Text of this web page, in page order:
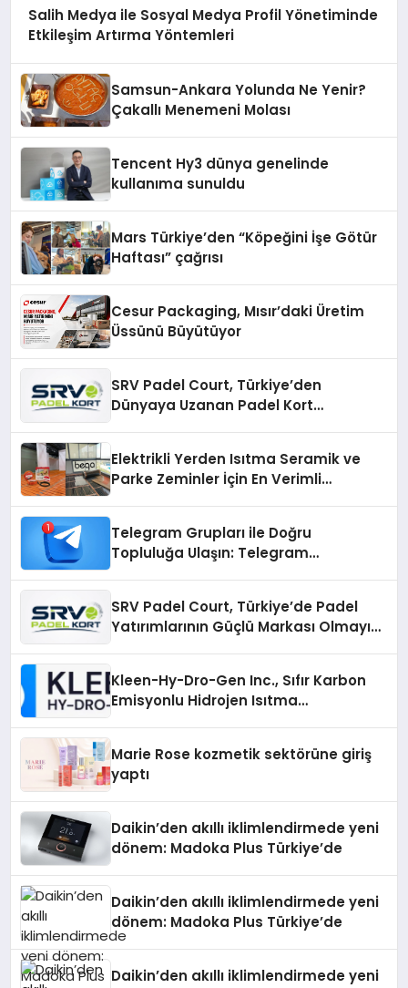
Salih Medya ile Sosyal Medya Profil Yönetiminde
Etkileşim Artırma Yöntemleri
Samsun-Ankara Yolunda Ne Yenir?
Çakallı Menemeni Molası
Tencent Hy3 dünya genelinde
kullanıma sunuldu
Mars Türkiye’den “Köpeğini İşe Götür
Haftası” çağrısı
Cesur Packaging, Mısır’daki Üretim
Üssünü Büyütüyor
SRV Padel Court, Türkiye’den
Dünyaya Uzanan Padel Kort
Elektrikli Yerden Isıtma Seramik ve
Parke Zeminler İçin En Verimli
Telegram Grupları ile Doğru
Topluluğa Ulaşın: Telegram
SRV Padel Court, Türkiye’de Padel
Yatırımlarının Güçlü Markası Olmayı
Kleen-Hy-Dro-Gen Inc., Sıfır Karbon
Emisyonlu Hidrojen Isıtma
Marie Rose kozmetik sektörüne giriş
yaptı
Daikin’den akıllı iklimlendirmede yeni
dönem: Madoka Plus Türkiye’de
Daikin’den akıllı iklimlendirmede yeni
dönem: Madoka Plus Türkiye’de
Daikin’den akıllı iklimlendirmede yeni